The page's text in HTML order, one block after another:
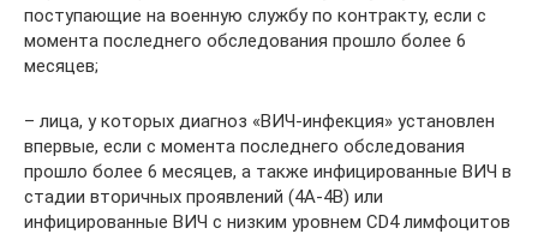
поступающие на военную службу по контракту, если с
момента последнего обследования прошло более 6
месяцев;
– лица, у которых диагноз «ВИЧ-инфекция» установлен
впервые, если с момента последнего обследования
прошло более 6 месяцев, а также инфицированные ВИЧ в
стадии вторичных проявлений (4А-4В) или
инфицированные ВИЧ с низким уровнем CD4 лимфоцитов